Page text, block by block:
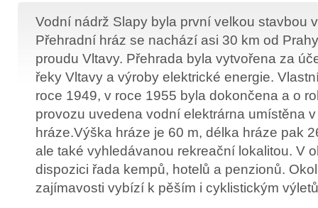
Vodní nádrž Slapy byla první velkou stavbou
Přehradní hráz se nachází asi 30 km od
proudu Vltavy. Přehrada byla vytvořena za
řeky Vltavy a výroby elektrické energie.
roce 1949, v roce 1955 byla dokončena a o
provozu uvedena vodní elektrárna umístěna
hráze.Výška hráze je 60 m, délka hráze pak
ale také vyhledávanou rekreační lokalitou. V
dispozici řada kempů, hotelů a penzionů.
zajímavosti vybízí k pěším i cyklistickým